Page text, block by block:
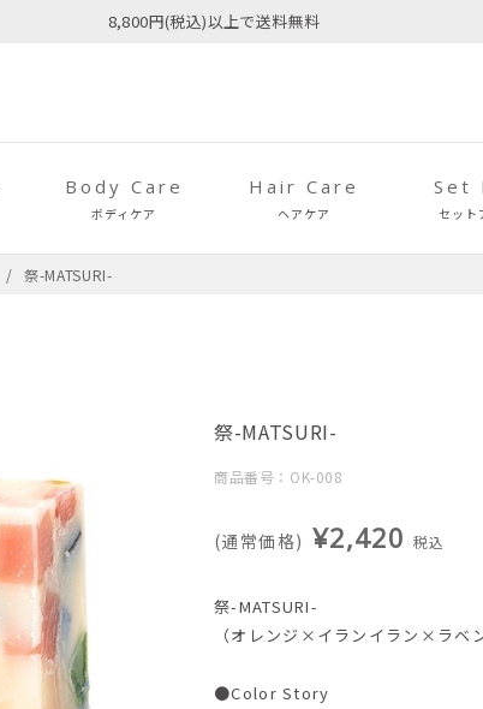
8,800円(税込)以上で送料無料
Body Care
ボディケア
Hair Care
ヘアケア
Set
セット
祭-MATSURI-
祭-MATSURI-
商品番号：OK-008
(通常価格) ¥2,420税込
祭-MATSURI-
（オレンジ×イランイラン×ラベ
●Color Story